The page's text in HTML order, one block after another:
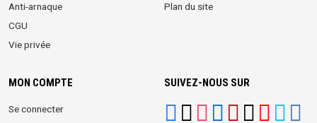
Anti-arnaque
CGU
Vie privée
Plan du site
MON COMPTE
Se connecter
SUIVEZ-NOUS SUR